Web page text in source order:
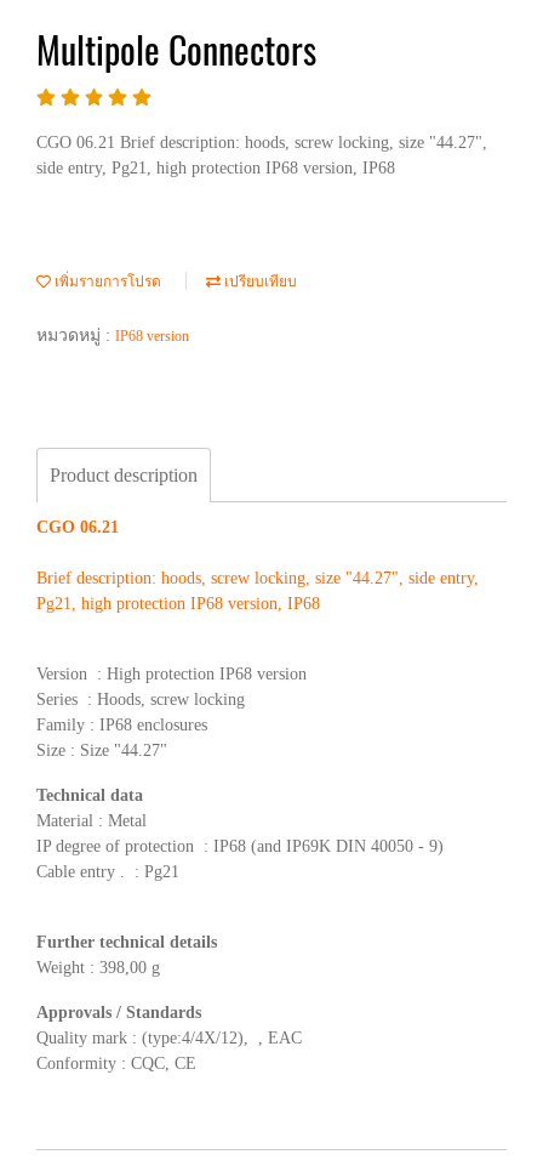
Multipole Connectors
CGO 06.21 Brief description: hoods, screw locking, size "44.27",
side entry, Pg21, high protection IP68 version, IP68
เพิ่มรายการโปรด เปรียบเทียบ
หมวดหมู่ : IP68 version
Product description
CGO 06.21
Brief description: hoods, screw locking, size "44.27", side entry,
Pg21, high protection IP68 version, IP68
Version : High protection IP68 version
Series : Hoods, screw locking
Family : IP68 enclosures
Size : Size "44.27"
Technical data
Material : Metal
IP degree of protection : IP68 (and IP69K DIN 40050 - 9)
Cable entry . : Pg21
Further technical details
Weight : 398,00 g
Approvals / Standards
Quality mark : (type:4/4X/12), , EAC
Conformity : CQC, CE